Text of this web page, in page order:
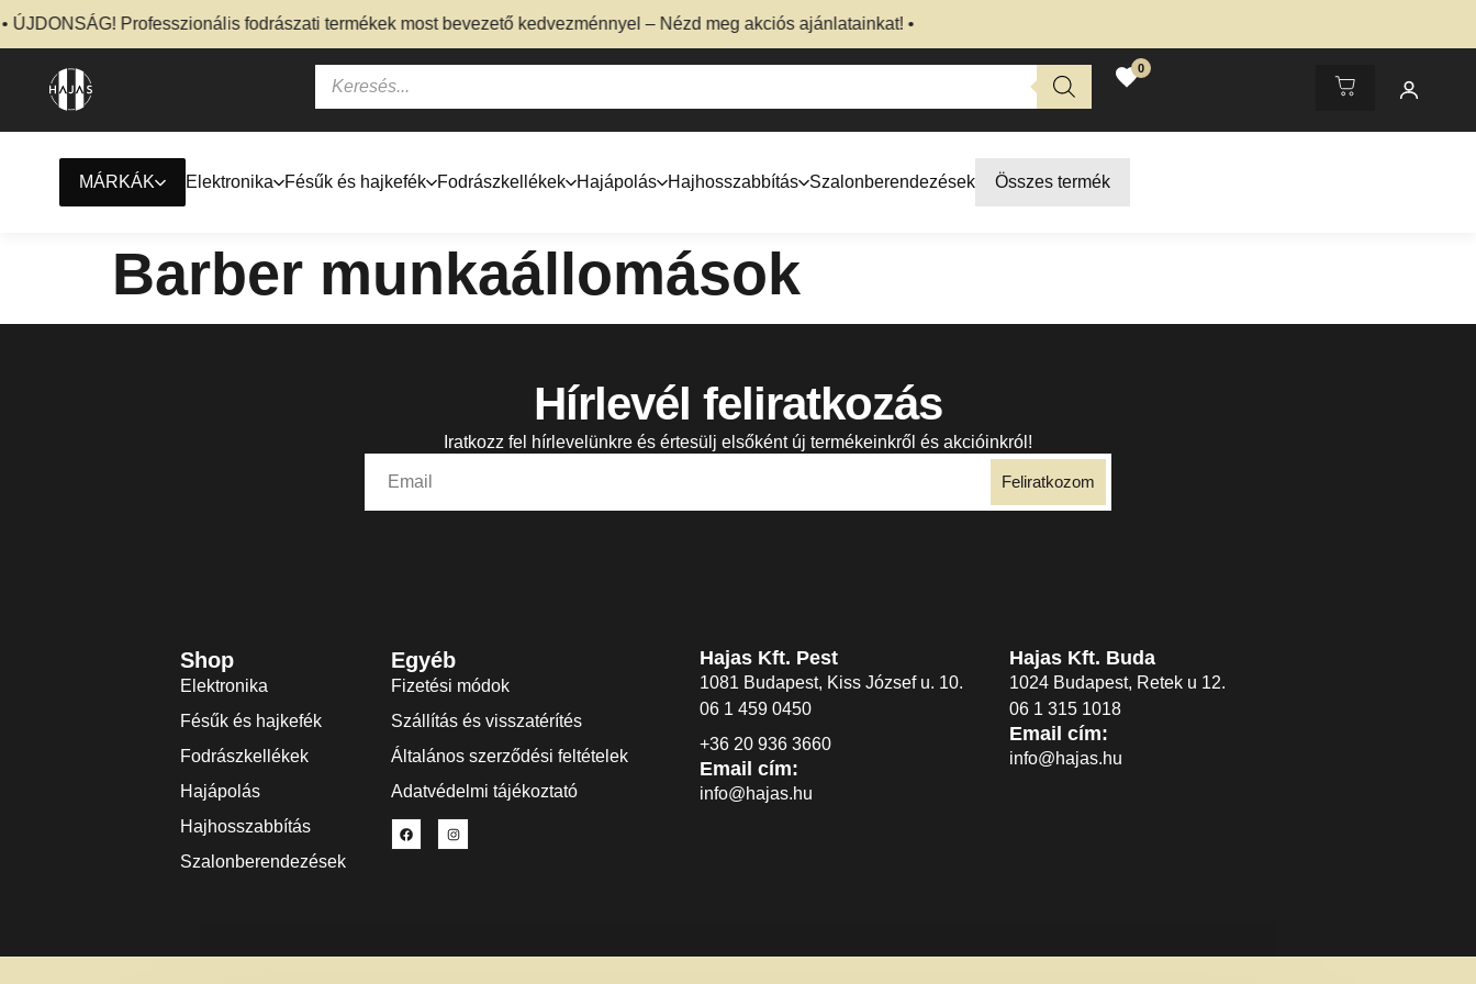
Professzionális fodrászati termékek most bevezető kedvezménnyel – Nézd meg akciós ajánlatainkat! •
0
MÁRKÁK Elektronika Fésűk és hajkefék Fodrászkellékek Hajápolás Hajhosszabbítás Szalonberendezések Összes termék
Barber munkaállomások
Hírlevél feliratkozás
Iratkozz fel hírlevelünkre és értesülj elsőként új termékeinkről és akcióinkról!
Feliratkozom
Shop
Elektronika
Fésűk és hajkefék
Fodrászkellékek
Hajápolás
Hajhosszabbítás
Szalonberendezések
Egyéb
Fizetési módok
Szállítás és visszatérítés
Általános szerződési feltételek
Adatvédelmi tájékoztató
Hajas Kft. Pest
1081 Budapest, Kiss József u. 10.
06 1 459 0450
+36 20 936 3660
Email cím:
info@hajas.hu
Hajas Kft. Buda
1024 Budapest, Retek u 12.
06 1 315 1018
Email cím:
info@hajas.hu